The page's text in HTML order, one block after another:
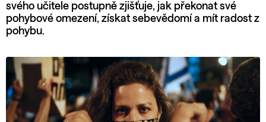
svého učitele postupně zjišťuje, jak překonat své
pohybové omezení, získat sebevědomí a mít radost z
pohybu.